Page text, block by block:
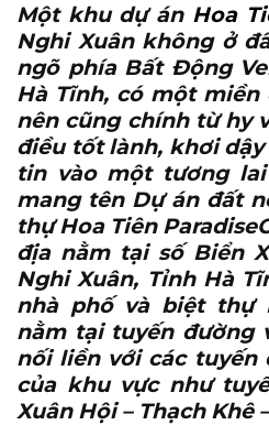
Một khu dự án Hoa
Nghi Xuânkhông ở
ngõ phía Bất Động
Hà Tĩnh, có một
nên cũng chính từ hy
điều tốt lành, khơi
tin vào một tương
mang tên Dự án đất
thự Hoa Tiên
địa nằm tại số Biển
Nghi Xuân, Tỉnh Hà
nhà phố và biệt thự
nằm tại tuyến đường
nối liền với các tuyến
của khu vực như
Xuân Hội – Thạch Khê